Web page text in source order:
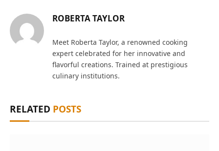
ROBERTA TAYLOR
Meet Roberta Taylor, a renowned cooking
expert celebrated for her innovative and
flavorful creations. Trained at prestigious
culinary institutions.
RELATED POSTS